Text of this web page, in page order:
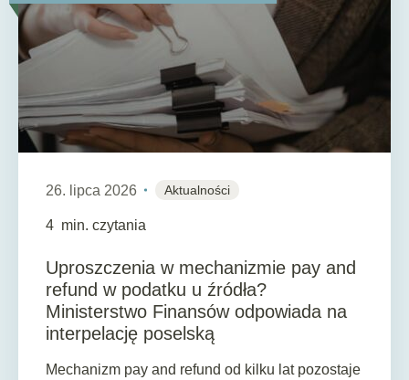
26. lipca 2026 Aktualności
4 min. czytania
Uproszczenia w mechanizmie pay and
refund w podatku u źródła?
Ministerstwo Finansów odpowiada na
interpelację poselską
Mechanizm pay and refund od kilku lat pozostaje